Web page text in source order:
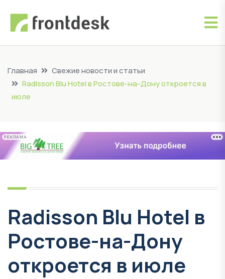
Главная
Свежие новости и статьи
Radisson Blu Hotel в Ростове-на-Дону откроется в
июле
РЕКЛАМА
Radisson Blu Hotel в
Ростове-на-Дону
откроется в июле